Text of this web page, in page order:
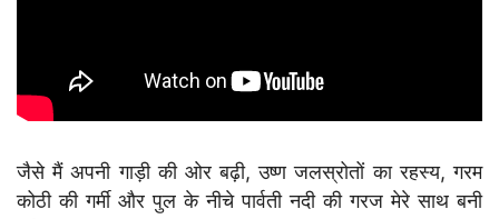
जैसे मैं अपनी गाड़ी की ओर बढ़ी, उष्ण जलस्रोतों का रहस्य, गरम
कोठी की गर्मी और पुल के नीचे पार्वती नदी की गरज मेरे साथ बनी